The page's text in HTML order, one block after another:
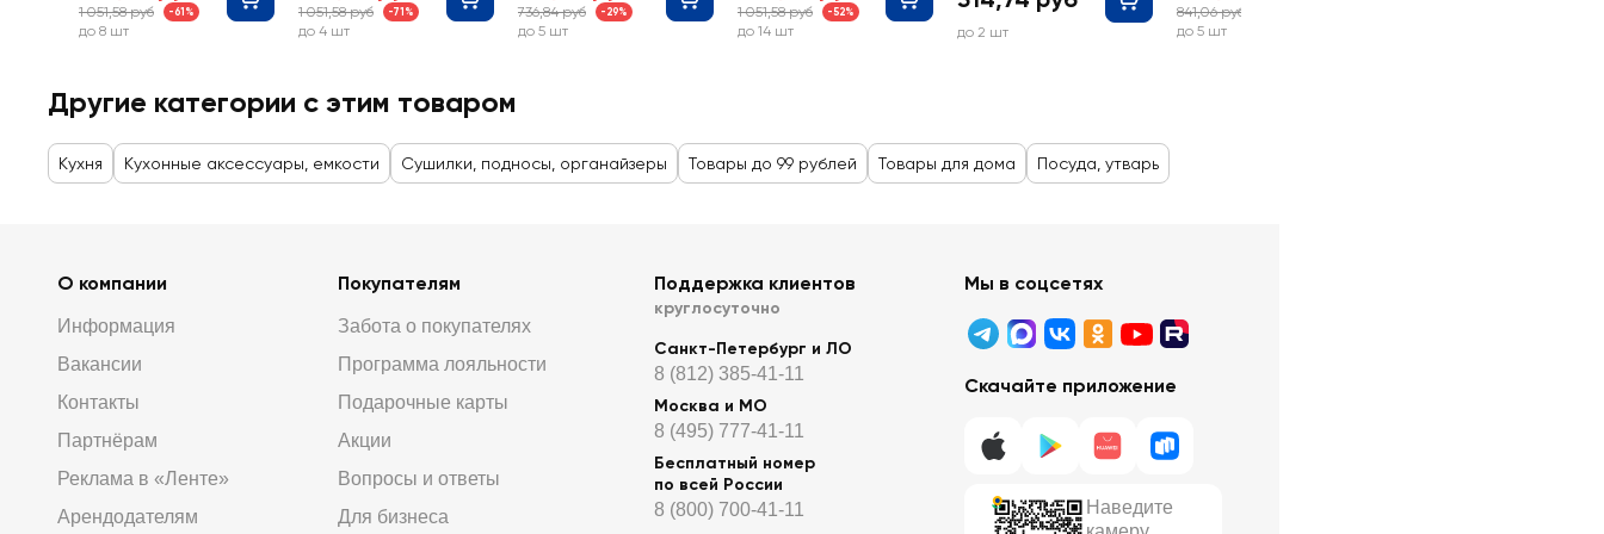
1 051,58 руб -61%
до 8 шт
1 051,58 руб -71%
до 4 шт
Л
736,84 руб -29%
до 5 шт
1 051,58 руб -52%
до 14 шт до 2 шт
841,06 руб
до 5 шт
Другие категории с этим товаром
Кухня Кухонные аксессуары, емкости Сушилки, подносы, органайзеры Товары до 99 рублей Товары для дома Посуда, утварь
О компании
Информация
Вакансии
Контакты
Партнёрам
Реклама в «Ленте»
Арендодателям
Покупателям
Забота о покупателях
Программа лояльности
Подарочные карты
Акции
Вопросы и ответы
Для бизнеса
Поддержка клиентов
круглосуточно
Санкт-Петербург и ЛО
8 (812) 385-41-11
Москва и МО
8 (495) 777-41-11
Бесплатный номер
по всей России
8 (800) 700-41-11
Мы в соцсетях
Скачайте приложение
Наведите